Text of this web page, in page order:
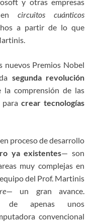
encircuitos cuánticos
a partir de lo que
nuevos Premios Nobel
segunda revolución
la comprensión de las
para crear tecnologías
proceso de desarrollo
ya existentes— son
muy complejas en
del Prof. Martinis
— un gran avance.
de apenas unos
convencional